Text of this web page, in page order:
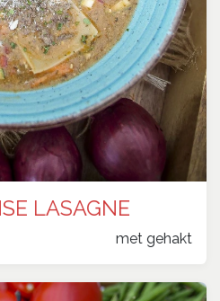
LASAGNE
​met gehakt